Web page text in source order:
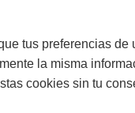
tus preferencias
la misma
cookies sin tu